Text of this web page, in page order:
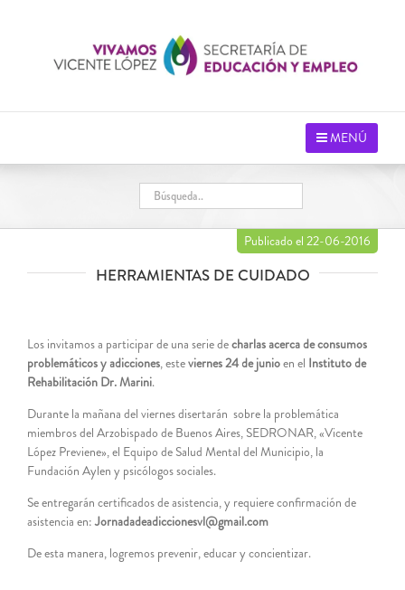
MENÚ
Publicado el 22-06-2016
HERRAMIENTAS DE CUIDADO
Los invitamos a participar de una serie decharlas acerca de consumos
problemáticos y adicciones, esteviernes 24 de junioen el Instituto de
Rehabilitación Dr. Marini.
Durante la mañana del viernes disertarán sobre la problemática
miembros del Arzobispado de Buenos Aires, SEDRONAR, «Vicente
López Previene», el Equipo de Salud Mental del Municipio, la
Fundación Aylen y psicólogos sociales.
Se entregarán certificados de asistencia, y requiere confirmación de
asistencia en:Jornadadeadiccionesvl@gmail.com
De esta manera, logremos prevenir, educar y concientizar.